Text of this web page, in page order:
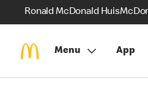
Ronald McDonald Huis
Menu App